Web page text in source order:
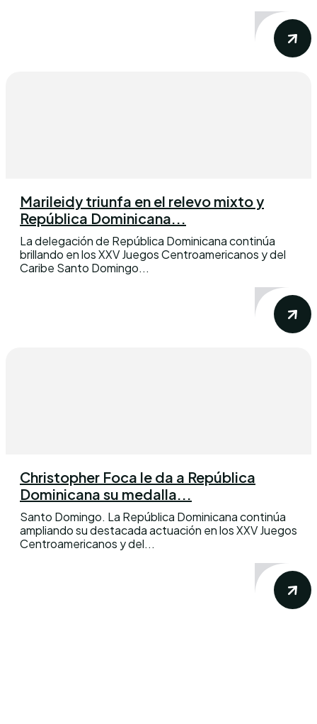
Marileidy triunfa en el relevo mixto y
República Dominicana...
La delegación de República Dominicana continúa
brillando en los XXV Juegos Centroamericanos y del
Caribe Santo Domingo...
Christopher Foca le da a República
Dominicana su medalla...
Santo Domingo. La República Dominicana continúa
ampliando su destacada actuación en los XXV Juegos
Centroamericanos y del...